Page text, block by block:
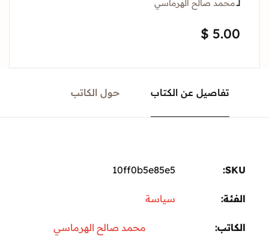
لــمحمد صالح الهرماسي
$ 5.00
تفاصيل عن الكتاب حول الكاتب
SKU:
10ff0b5e85e5
الفئة: سياسة
الكاتب محمد صالح الهرماسي